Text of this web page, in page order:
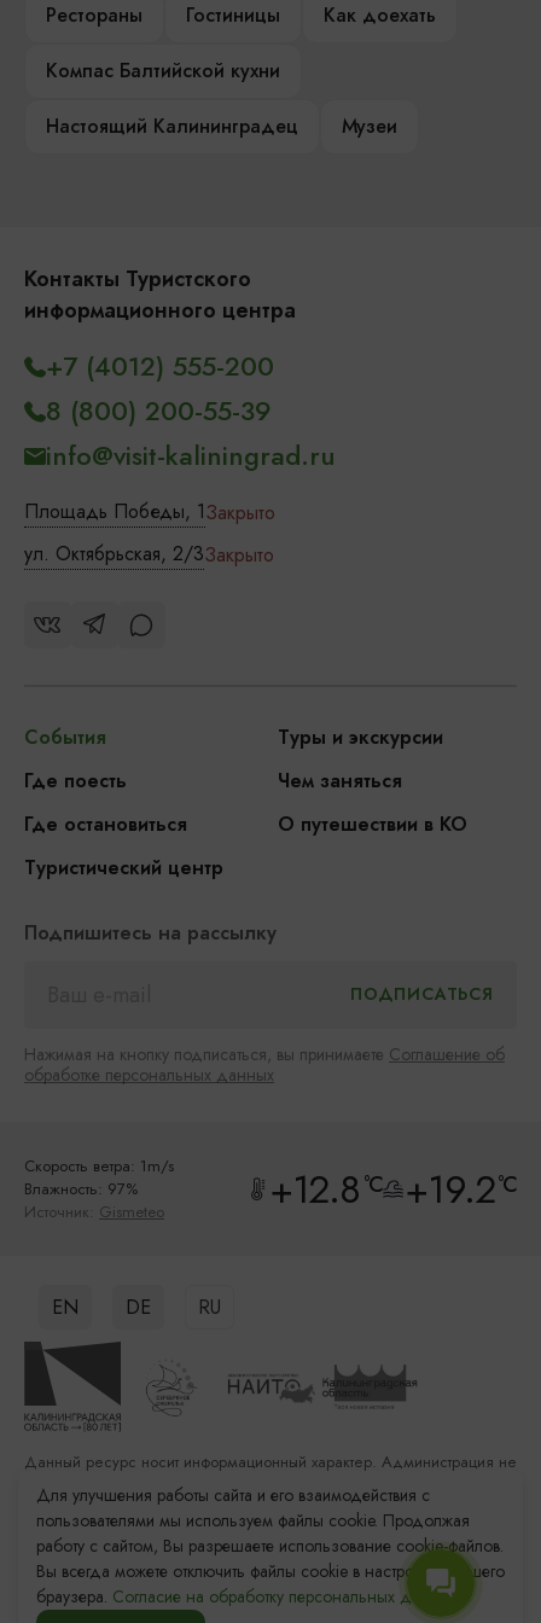
Рестораны
Гостиницы
Как доехать
Компас Балтийской кухни
Настоящий Калининградец
Музеи
Контакты Туристского
информационного центра
Площадь Победы, 1Закрыто
ул. Октябрьская, 2/3Закрыто
+7 (4012) 555-200
8 (800) 200-55-39
info@visit-kaliningrad.ru
События
Туры и экскурсии
Где поесть
Чем заняться
Где остановиться
О путешествии в КО
Туристический центр
Подпишитесь на рассылку
Нажимая на кнопку подписаться, вы принимаете Соглашение об
обработке персональных данных
Скорость ветра: 1m/s
Влажность: 97%
Источник: Gismeteo +12.8°C +19.2°C
EN DE RU
© 2011–2026 «Туристский информационный центр
Данный ресурс носит информационный характер. Администрация не
несет ответственности за качество услуг, предоставленных
сторонними организациями
Разработка сайта: «Решение»
Продвижение сайта: Remarka Agency
Для улучшения работы сайта и его взаимодействия с
пользователями мы используем файлы cookie. Продолжая
работу с сайтом, Вы разрешаете использование cookie-файлов.
Вы всегда можете отключить файлы cookie в настройках Вашего
браузера. Согласие на обработку персональных данных.